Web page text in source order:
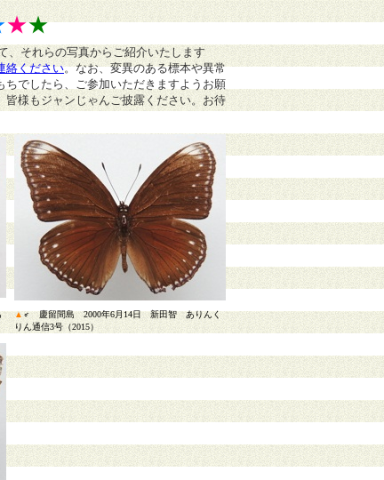
★★
、それらの写真からご紹介いたします
絡ください。なお、変異のある標本や異常
でしたら、ご参加いただきますようお願
様もジャンじゃんご披露ください。お待
▲♂ 慶留間島 2000年6月14日 新田智 ありんく
りん通信3号（2015）